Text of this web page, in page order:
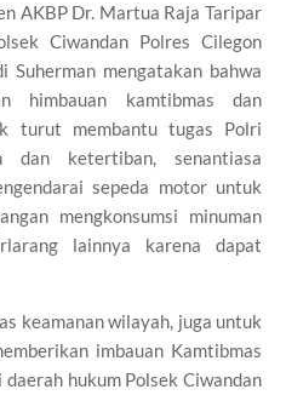
AKBP Dr. Martua Raja Taripar
Ciwandan Polres Cilegon
Suherman mengatakan bahwa
himbauan kamtibmas dan
turut membantu tugas Polri
dan ketertiban, senantiasa
sepeda motor untuk
mengkonsumsi minuman
lainnya karena dapat
keamanan wilayah, juga untuk
imbauan Kamtibmas
hukum Polsek Ciwandan